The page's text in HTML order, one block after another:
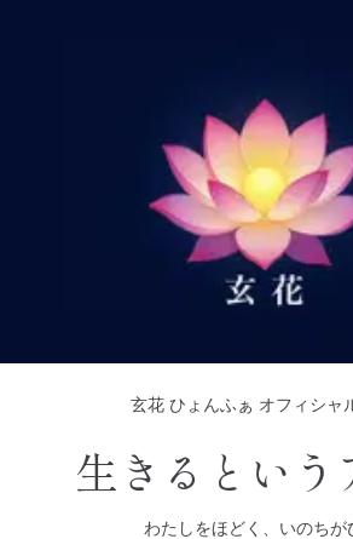
玄花 ひょんふぁ オフィシャ
生きるという
わたしをほどく、いのちが